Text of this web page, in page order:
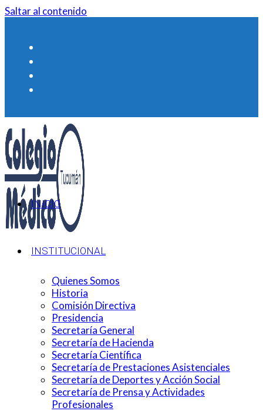
Saltar al contenido
INICIO
INSTITUCIONAL
Quienes Somos
Historia
Comisión Directiva
Presidencia
Secretaría General
Secretaría de Hacienda
Secretaría Científica
Secretaría de Prestaciones Asistenciales
Secretaría de Deportes y Acción Social
Secretaría de Prensa y Actividades
Profesionales